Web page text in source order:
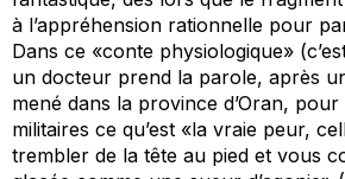
à l’appréhension rationnelle pour
Dans ce «conte physiologique»
un docteur prend la parole, après
mené dans la province d’Oran,
militaires ce qu’est «la vraie peur,
trembler de la tête au pied et vous